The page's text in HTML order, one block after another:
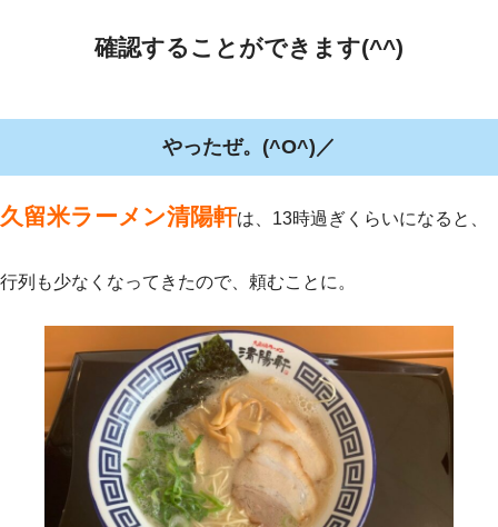
確認することができます(^^)
やったぜ。(^O^)／
久留米ラーメン清陽軒は、13時過ぎくらいになると、
行列も少なくなってきたので、頼むことに。